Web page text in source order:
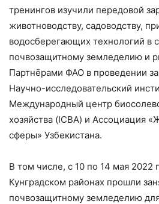
тренингов изучили передовой
животноводству, садоводству,
водосберегающих технологий в
почвозащитному земледелию и
Партнёрами ФАО в проведении
Научно-исследовательский
Международный центр
хозяйства (ICBA) и Ассоциация
сферы» Узбекистана.
В том числе, с 10 по 14 мая 2022
Кунградском районах прошли
почвозащитному земледелию